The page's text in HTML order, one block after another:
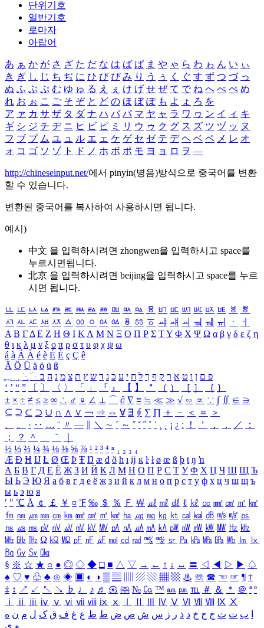
단위기호
일반기호
로마자
아랍어
あ ぁ か が さ ざ た だ な は ば ぱ ま や ゃ ら わ ゎ ん い ぃ
き ぎ し じ ち ぢ に ひ び ぴ み り う ぅ く ぐ す ず つ づ っ
ぬ ふ ぶ ぷ む ゆ ゅ る え ぇ け げ せ ぜ て で ね へ べ ぺ め
れ お ぉ こ ご そ ぞ と ど の ほ ぼ ぽ も よ ょ ろ を
ア ァ カ サ ザ タ ダ ナ ハ バ パ マ ヤ ャ ラ ワ ヮ ン イ ィ キ
ギ シ ジ チ ヂ ニ ヒ ビ ピ ミ リ ウ ゥ ク グ ス ズ ツ ヅ ッ ヌ
フ ブ プ ム ユ ュ ル エ ェ ケ ゲ セ ゼ テ デ ヘ ベ ペ メ レ オ
ォ コ ゴ ソ ゾ ト ド ノ ホ ボ ポ モ ヨ ョ ロ ヲ ―
http://chineseinput.net/에서 pinyin(병음)방식으로 중국어를 변환
할 수 있습니다.
변환된 중국어를 복사하여 사용하시면 됩니다.
예시)
中文 을 입력하시려면 zhongwen을 입력하시고 space를
누르시면됩니다.
北京 을 입력하시려면 beijing을 입력하시고 space를 누르
시면 됩니다.
ㅥ ㅦ ㅧ ㅨ ㅩ ㅪ ㅫ ㅬ ㅭ ㅮ ㅯ ㅰ ㅱ ㅲ ㅳ ㅴ ㅵ ㅶ ㅷ ㅸ
ㅹ
ㅺ ㅻ ㅼ ㅽ ㅾ ㅿ ㆀ ㆁ ㆂ ㆃ ㆄ ㆅ ㆆ ㆇ ㆈ ㆉ ㆊ ㆋ ㆌ ㆍ
ㆎ
Α Β ΓΔ Ε Ζ Η Θ Ι ΚΛ Μ Ν Ξ Ο Π Ρ Σ ΤΥ Φ Χ Ψ Ω α β γ δ ε ζ η
θ ι κ λ μ ν ξ ο π ρ σ τ υ φ χ ψ ω
á à Á À é è É È ç Ç ê
Ä Ö Ü ä ö ü ß
ִֶֹ ֻּ ׁׂ פ ם ן ו ט א ר ק ף ך ל ח י ע כ ג ד ש ץ ת צ מ נ ה ב
‘ ’ “ ” 〔 〕 〈 〉 「 」 『 』 【 】 ＂ （ ） ［ ］ ｛ ｝
± × ÷ ≠ ≤ ≥ ∞ ∴ ♂ ♀ ∠ ⊥ ⌒ ∂ ∇ ≡ ≒ ≪ ≫ √ ∽ ∝ ∵ ∫ ∬ ∈ ∋
⊆ ⊇ ⊂ ⊃ ∪ ∩ ∧ ∨ ￢ ⇒ ⇔ ∀ ∃ ∮ ∑ ∏ ＋ － ＜ ＝
＞
、
。 · ‥ … ¨ 〃 ― ＼ ∼ ´ ～ ˇ ˘ ˝ ˚ ˙ ¸ ¡ ¿ ː ！ ＇ ， ． ／
：
；
？ ＾ ｀
½ ⅓ ⅔ ¼ ¾ ⅛ ⅜ ⅝ ⅞ ¹ ² ³ ⁴ ⁿ ₁ ₂ ₃ ₄
Æ Ð Ħ Ĳ Ł Ø Œ Þ Ŧ Ŋ æ đ ð ħ ı ĳ ĸ ŀ ł ø œ ß þ ŧ ŋ ŉ
А Б В Г Д Е Ё Ж З И Й К Л М Н О П Р С Т У Ф Х Ц Ч Ш Щ Ъ
Ы Ь Э Ю Я а б в г д е ё ж з и й к л м н о п р с т у ф х ц ч ш щ ъ
ы ь э ю я
′ ″ ℃ Å ￠ ￡ ￥ ¤ ℉ ‰ ＄ ％ Ｆ ￦ ㎕ ㎖ ㎗ ℓ ㎘ ㏄ ㎣ ㎤ ㎥ ㎦
㎙ ㎚ ㎛ ㎜ ㎝ ㎞ ㎟ ㎠ ㎡ ㎢ ㏊ ㎍ ㎎ ㎏ ㏏ ㎈ ㎉ ㏈ ㎧ ㎨ ㎰
㎱ ㎲ ㎳ ㎴ ㎵ ㎶ ㎷ ㎸ ㎹ ㎀ ㎁ ㎂ ㎃ ㎄ ㎺ ㎻ ㎽ ㎾ ㎿ ㎐ ㎑
㎒ ㎓ ㎔ Ω ㏀ ㏁ ㎊ ㎋ ㎌ ㏖ ㏅ ㎭ ㎮ ㎯ ㏛ ㎩ ㎪ ㎫ ㎬ ㏝ ㏐
㏓
㏃ ㏉ ㏜ ㏆
§ ※ ☆ ★ ○ ● ◎ ◇ ◆ □ ■ △ ▽ → ← ↑ ↓ ↔ 〓 ◁ ◀ ▷ ▶ ♤
♠ ♡ ♥ ♧ ♣ ⊙ ◈ ▣ ◐ ◑ ▒ ▤ ▨ ▧ ▦ ▩ ♨ ☏ ☎ ☜ ☞ ¶ †
‡ ↕ ↗ ↙ ↖ ↘ ♭ ♩ ♪ ♬ ㉿ ㈜ № ㏇ ™ ㏂ ㏘ ℡ ＃ ＆ ＊ ＠ ª º
ⅰ
ⅱ ⅲ ⅳ ⅴ ⅵ ⅶ ⅷ ⅸ ⅹ Ⅳ Ⅴ Ⅵ Ⅶ Ⅷ Ⅸ Ⅹ
ب ت ث ج ح خ د ذ ر ز س ش ص ض ط ظ ع غ ف ق ک ل م ن ه
و ی